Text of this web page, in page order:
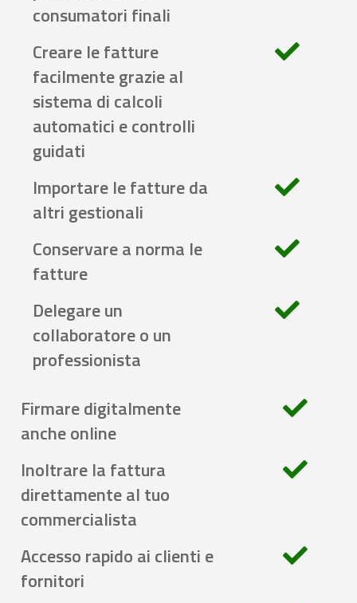
consumatori finali
Creare le fatture
facilmente grazie al
sistema di calcoli
automatici e controlli
guidati
Importare le fatture da
altri gestionali
Conservare a norma le
fatture
Delegare un
collaboratore o un
professionista
Firmare digitalmente
anche online
Inoltrare la fattura
direttamente al tuo
commercialista
Accesso rapido ai clienti e
fornitori